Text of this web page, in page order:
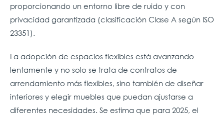
proporcionando un entorno libre de ruido y con
privacidad garantizada (clasificación Clase A según ISO
23351).
La adopción de espacios flexibles está avanzando
lentamente y no solo se trata de contratos de
arrendamiento más flexibles, sino también de diseñar
interiores y elegir muebles que puedan ajustarse a
diferentes necesidades. Se estima que para 2025, el